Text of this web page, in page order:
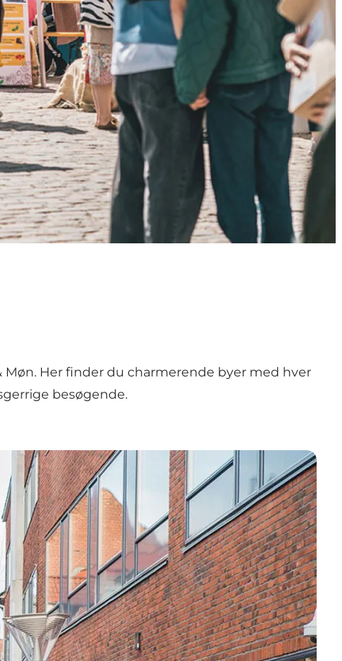
Her finder du charmerende byer med hver
besøgende.